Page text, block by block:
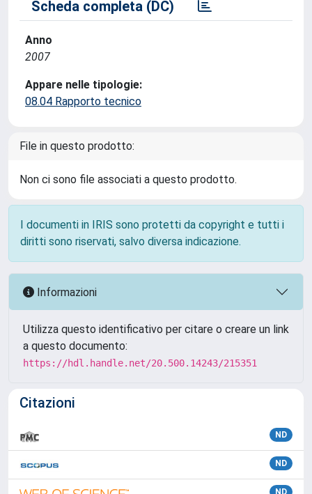
Scheda completa (DC)
Anno
2007
Appare nelle tipologie:
08.04 Rapporto tecnico
File in questo prodotto:
Non ci sono file associati a questo prodotto.
I documenti in IRIS sono protetti da copyright e tutti i
diritti sono riservati, salvo diversa indicazione.
Informazioni
Utilizza questo identificativo per citare o creare un link
a questo documento:
https://hdl.handle.net/20.500.14243/215351
Citazioni
ND
ND
ND